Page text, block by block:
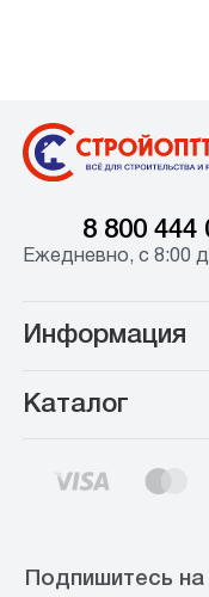
8 800 444
Ежедневно, с 8:00
Информация
Каталог
Подпишитесь